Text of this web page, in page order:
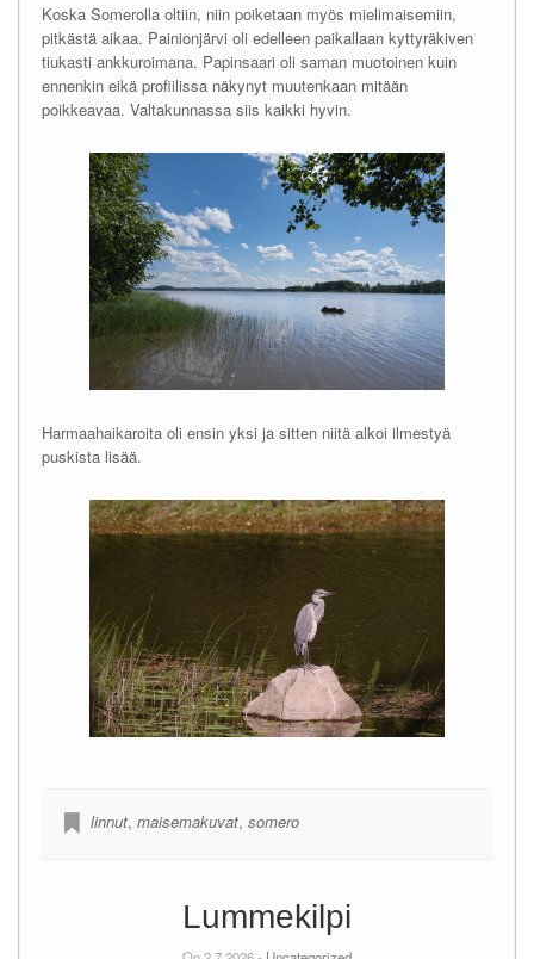
Koska Somerolla oltiin, niin poiketaan myös mielimaisemiin,
pitkästä aikaa. Painionjärvi oli edelleen paikallaan kyttyräkiven
tiukasti ankkuroimana. Papinsaari oli saman muotoinen kuin
ennenkin eikä profiilissa näkynyt muutenkaan mitään
poikkeavaa. Valtakunnassa siis kaikki hyvin.
Harmaahaikaroita oli ensin yksi ja sitten niitä alkoi ilmestyä
puskista lisää.
linnut, maisemakuvat, somero
Lummekilpi